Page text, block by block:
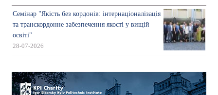
Семінар "Якість без кордонів: інтернаціоналізація
та транскордонне забезпечення якості у вищій
освіті"
28-07-2026